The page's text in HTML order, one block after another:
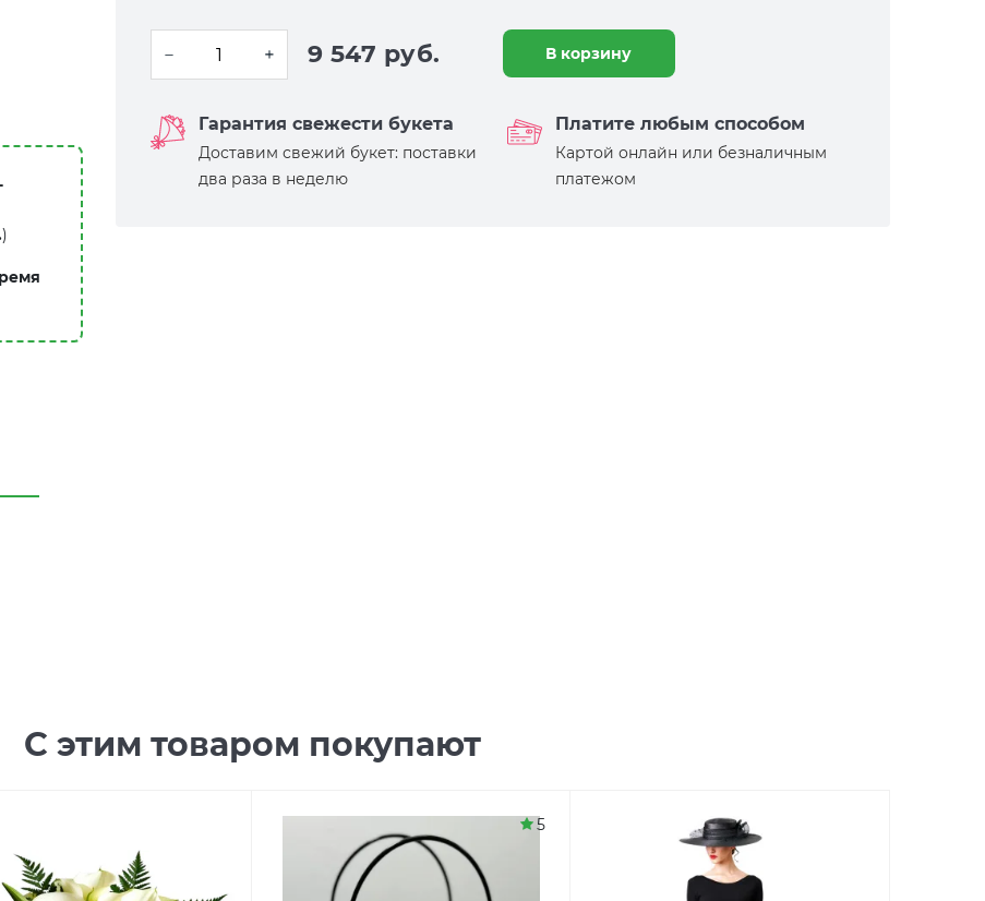
)
9 547 руб. В корзину
Гарантия свежести букета
Доставим свежий букет: поставки
два раза в неделю
Платите любым способом
Картой онлайн или безналичным
платежом
С этим товаром покупают
5